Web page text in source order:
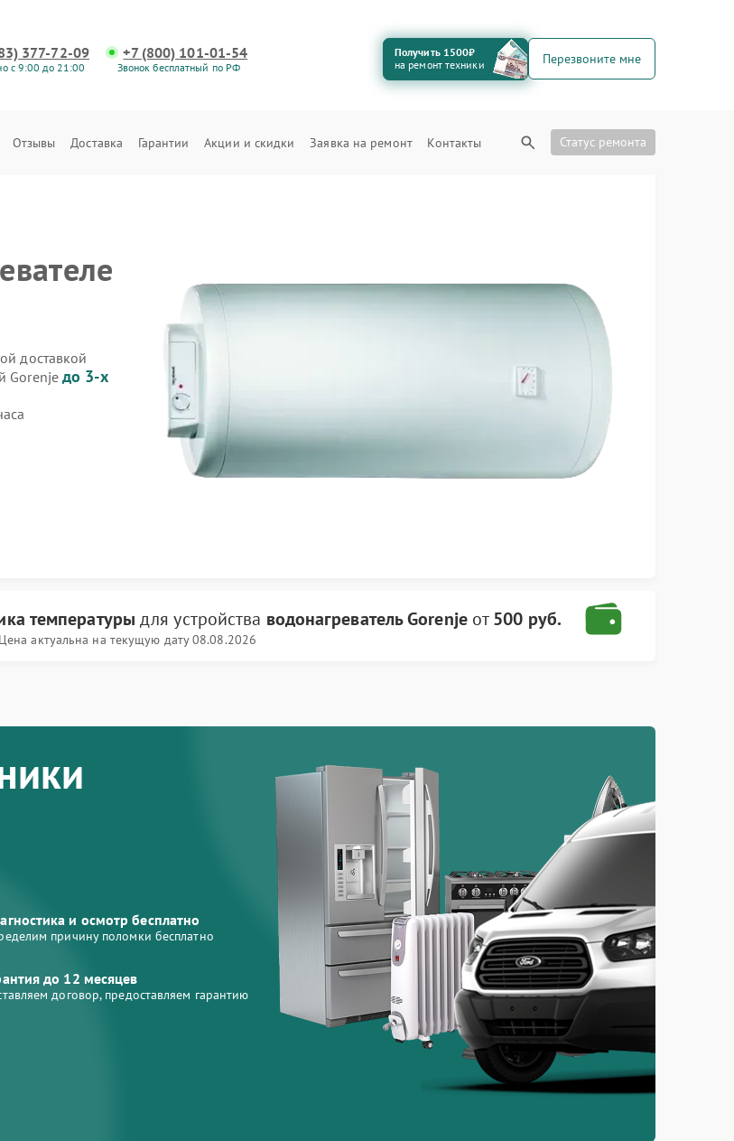
377-72-09
с 9:00 до 21:00
+7 (800) 101-01-54
Звонок бесплатный по РФ
Получить 1500₽
на ремонт техники
Перезвоните мне
Отзывы Доставка Гарантии Акции и скидки Заявка на ремонт Контакты Статус ремонта
доставкой
Gorenje до 3-х
температуры для устройства водонагреватель Gorenjeот500 руб.
Цена актуальна на текущую дату 08.08.2026
и осмотр бесплатно
причину поломки бесплатно
до 12 месяцев
договор, предоставляем гарантию